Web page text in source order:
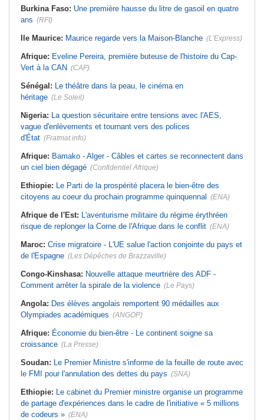
Burkina Faso: Une première hausse du litre de gasoil en quatre
ans (RFI)
Ile Maurice: Maurice regarde vers la Maison-Blanche (L'Express)
Afrique: Eveline Pereira, première buteuse de l'histoire du Cap-
Vert à la CAN (CAF)
Sénégal: Le théâtre dans la peau, le cinéma en
héritage (Le Soleil)
Nigeria: La question sécuritaire entre tensions avec l'AES,
vague d'enlèvements et tournant vers des polices
d'État (Fratmat.info)
Afrique: Bamako - Alger - Câbles et cartes se reconnectent dans
un ciel bien dégagé (Confidentiel Afrique)
Ethiopie: Le Parti de la prospérité placera le bien-être des
citoyens au coeur du prochain programme quinquennal (ENA)
Afrique de l'Est: L'aventurisme militaire du régime érythréen
risque de replonger la Corne de l'Afrique dans le conflit (ENA)
Maroc: Crise migratoire - L'UE salue l'action conjointe du pays et
de l'Espagne (Les Dépêches de Brazzaville)
Congo-Kinshasa: Nouvelle attaque meurtrière des ADF -
Comment arrêter la spirale de la violence (Le Pays)
Angola: Des élèves angolais remportent 90 médailles aux
Olympiades académiques (ANGOP)
Afrique: Économie du bien-être - Le continent soigne sa
croissance (La Presse)
Soudan: Le Premier Ministre s'informe de la feuille de route avec
le FMI pour l'annulation des dettes du pays (SNA)
Ethiopie: Le cabinet du Premier ministre organise un programme
de partage d'expériences dans le cadre de l'initiative « 5 millions
de codeurs » (ENA)